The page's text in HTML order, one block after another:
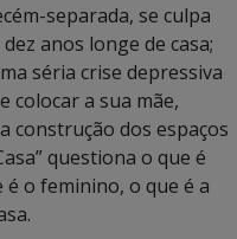
separada, se culpa
anos longe de casa;
séria crise depressiva
colocar a sua mãe,
construção dos espaços
questiona o que é
é o feminino, o que é a